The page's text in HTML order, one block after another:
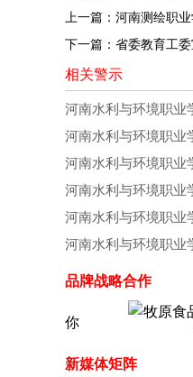
上一篇： 河南测绘职
下一篇： 省委教育工
相关警示
河南水利与环境职业
河南水利与环境职业
河南水利与环境职业
河南水利与环境职业
河南水利与环境职业
河南水利与环境职业
品牌战略合作
新媒体矩阵